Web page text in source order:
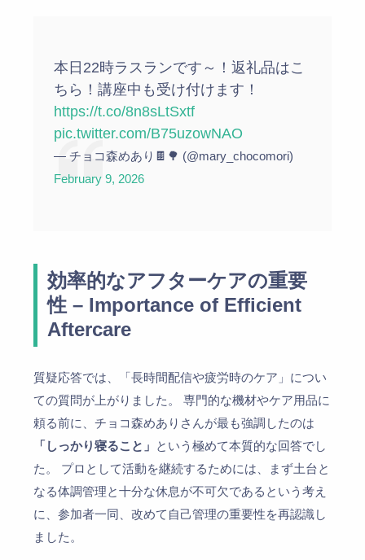
本日22時ラスランです～！返礼品はこ
ちら！講座中も受け付けます！
https://t.co/8n8sLtSxtf
pic.twitter.com/B75uzowNAO
— チョコ森めあり🍫🌳 (@mary_chocomori)
February 9, 2026
効率的なアフターケアの重要
性 – Importance of Efficient
Aftercare
質疑応答では、「長時間配信や疲労時のケア」につい
ての質問が上がりました。 専門的な機材やケア用品に
頼る前に、チョコ森めありさんが最も強調したのは
「しっかり寝ること」 という極めて本質的な回答でし
た。 プロとして活動を継続するためには、まず土台と
なる体調管理と十分な休息が不可欠であるという考え
に、参加者一同、改めて自己管理の重要性を再認識し
ました。